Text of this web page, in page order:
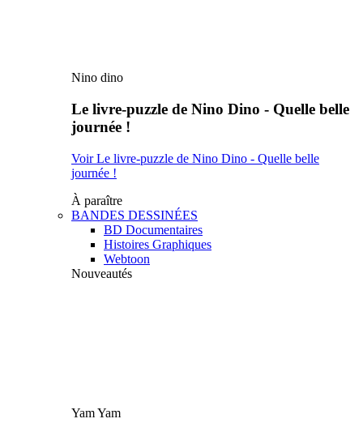
Nino dino
Le livre-puzzle de Nino Dino - Quelle belle
journée !
Voir Le livre-puzzle de Nino Dino - Quelle belle
journée !
À paraître
BANDES DESSINÉES
BD Documentaires
Histoires Graphiques
Webtoon
Nouveautés
Yam Yam